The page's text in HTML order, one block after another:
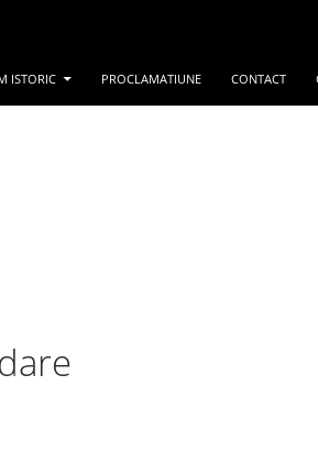
ISTORIC PROCLAMATIUNE CONTACT